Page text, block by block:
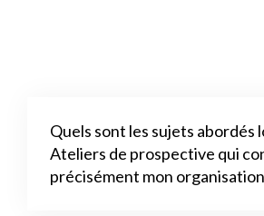
Quels sont les sujets abordés
Ateliers de prospective qui
précisément mon